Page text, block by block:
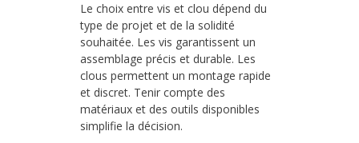
Le choix entre vis et clou dépend du
type de projet et de la solidité
souhaitée. Les vis garantissent un
assemblage précis et durable. Les
clous permettent un montage rapide
et discret. Tenir compte des
matériaux et des outils disponibles
simplifie la décision.